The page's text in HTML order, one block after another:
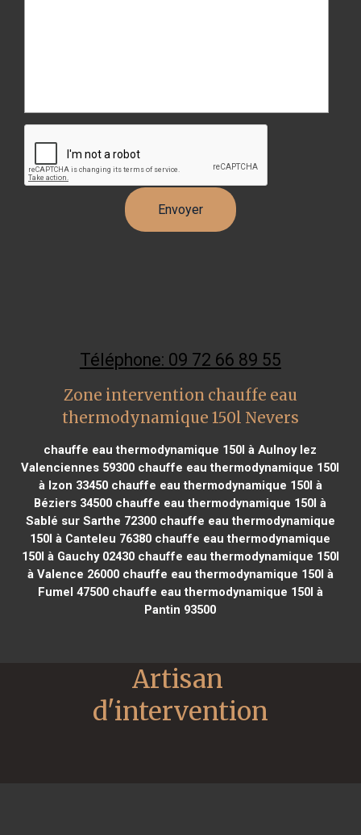
Téléphone: 09 72 66 89 55
Zone intervention chauffe eau
thermodynamique 150l Nevers
chauffe eau thermodynamique 150l à Aulnoy lez
Valenciennes 59300 chauffe eau thermodynamique 150l
à Izon 33450chauffe eau thermodynamique 150l à
Béziers 34500 chauffe eau thermodynamique 150l à
Sablé sur Sarthe 72300chauffe eau thermodynamique
150l à Canteleu 76380 chauffe eau thermodynamique
150l à Gauchy 02430chauffe eau thermodynamique 150l
à Valence 26000chauffe eau thermodynamique 150l à
Fumel 47500chauffe eau thermodynamique 150l à
Pantin 93500
Artisan
d'intervention